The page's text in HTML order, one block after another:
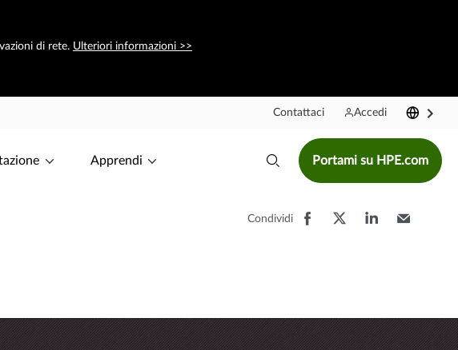
di rete. Ulteriori informazioni >>
Contattaci Accedi
Apprendi Portami su HPE.com
Condividi